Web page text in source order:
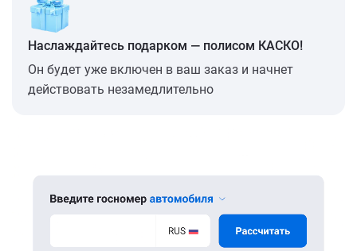
Наслаждайтесь подарком — полисом КАСКО!
Он будет уже включен в ваш заказ и начнет
действовать незамедлительно